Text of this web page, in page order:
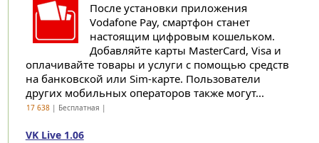
После установки приложения
Vodafone Pay, смартфон станет
настоящим цифровым кошельком.
Добавляйте карты MasterCard, Visa и
оплачивайте товары и услуги с помощью средств
на банковской или Sim-карте. Пользователи
других мобильных операторов также могут...
17 638| Бесплатная |
VK Live 1.06